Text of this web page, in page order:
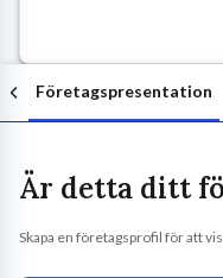
Företagspresentation
Är detta ditt
Skapa en företagsprofil för att